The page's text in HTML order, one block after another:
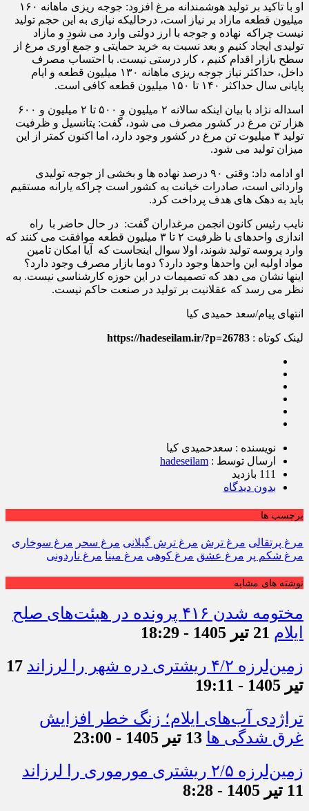
او با تاکید بر تولید هوشمندانه مرغ افزود: جوجه ریزی ماهانه ۱۶۰
میلیون قطعه مازاد بر نیاز است، درحالیکه نیازی به این حجم تولید
نیست چراکه نهاده و جوجه با ارز دولتی وارد می شود و مازاد
تولیدی ایجاد کنیم و بعد نسبت به خرید حمایتی و جمع آوری مرغ از
سطح بازار اقدام کنیم ، کار درستی نیست. با احتساب مصرف
داخل، حداکثر نیاز جوجه ریزی ماهانه ۱۳۰ میلیون قطعه و ایام
پایانی سال حداکثر ۱۴۰ تا ۱۵۰ میلیون قطعه کافی است.
اسداله نژاد با بیان اینکه سالانه ۲ میلیون و ۵۰۰ تا ۲ میلیون و ۶۰۰
هزار تن مرغ در کشور مصرف می شود، گفت: پتانسیل و ظرفیت
تولید ۳ میلیوت تن مرغ در کشور وجود دارد، اما اکنون کمتر از این
میزان تولید می شود.
او ادامه داد: وقتی ۹۰ درصد نهاده ها و بخشی از جوجه تولیدی
وارداتی است، صادرات خیانت به کشور است چراکه یارانه مستقیم
باید به دهک های هدف پرداخت کرد.
نایب رئیس کانون انجمن مرغداران گفت: در حال حاضر با راه
اندازی واحدهای با ظرفیت ۲ تا ۳ میلیون قطعه موافقت می کنند که
وارد پروسه تولید شوند، اولا سوال اینجاست که آیا امکان تامین
مواد اولیه این واحدها وجود دارد؟ دوما بازار مصرف وجود دارد؟
اینها نشان می دهد که تصمیمات در این حوزه کارشناسی نیست. به
نظر می رسد که عقلانیت بر تولید در صنعت حاکم نیست‌.
انتهای پیام/سعد حمیدی کیا
لینک کوتاه : https://hadeseilam.ir/?p=26783
نویسنده : سعدحمیدی کیا
ارسال توسط : hadeseilam
111 بازدید
بدون دیدگاه
برچسب ها
مرغ پرتقالی مرغ ترش مرغ ترش گیلانی مرغ سحر مرغ سوخاری
مرغ شکم پر مرغ عشق مرغ کوهی مرغ مینا مرغ ناردونی
نوشته های مشابه
مختومه شدن ۴۱۶ پرونده در هیئت‌های صلح
ایلام 21 تیر 1405 - 18:29
زمین‌لرزه ۴/۲ ریشتری دره شهر را لرزاند
17
تیر 1405 - 19:11
تراژدی آب‌های ایلام؛ زنگ خطر افزایش
غرق شدگی ها 13 تیر 1405 - 23:00
زمین‌لرزه ۲/۵ ریشتری مورموری را لرزاند
11 تیر 1405 - 8:28